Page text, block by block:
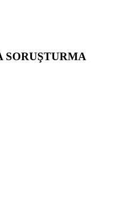
SORUŞTURMA